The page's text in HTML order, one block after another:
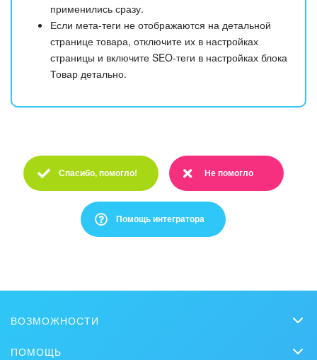
применились сразу.
Если мета-теги не отображаются на детальной
странице товара, отключите их в настройках
страницы и включите SEO-теги в настройках блока
Товар детально.
Спасибо, помогло!
Спасибо :)
Не помогло
Очень жаль :(
Помощь интегратора
ВОЗМОЖНОСТИ
ПОМОЩЬ